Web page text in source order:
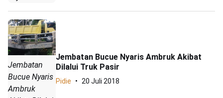
Jembatan
Bucue Nyaris
Ambruk
Jembatan Bucue Nyaris Ambruk Akibat
Dilalui Truk Pasir
Pidie 20 Juli 2018